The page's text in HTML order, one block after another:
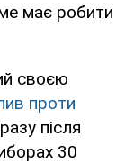
має робити
своєю
проти
після
30